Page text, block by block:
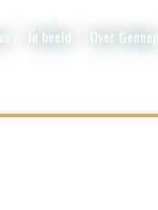
In beeld Over Gennep